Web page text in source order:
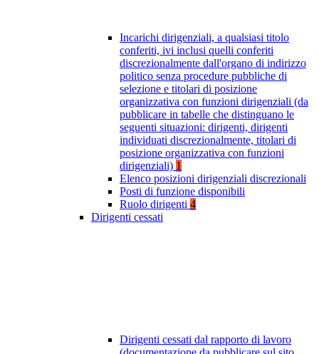
Incarichi dirigenziali, a qualsiasi titolo
conferiti, ivi inclusi quelli conferiti
discrezionalmente dall'organo di indirizzo
politico senza procedure pubbliche di
selezione e titolari di posizione
organizzativa con funzioni dirigenziali (da
pubblicare in tabelle che distinguano le
seguenti situazioni: dirigenti, dirigenti
individuati discrezionalmente, titolari di
posizione organizzativa con funzioni
dirigenziali) 1
Elenco posizioni dirigenziali discrezionali
Posti di funzione disponibili
Ruolo dirigenti 4
Dirigenti cessati
Dirigenti cessati dal rapporto di lavoro